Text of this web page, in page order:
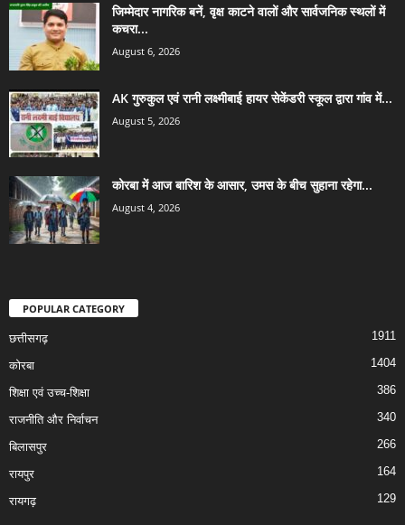
जिम्मेदार नागरिक बनें, वृक्ष काटने वालों और सार्वजनिक स्थलों में
कचरा...
August 6, 2026
AK गुरुकुल एवं रानी लक्ष्मीबाई हायर सेकेंडरी स्कूल द्वारा गांव में...
August 5, 2026
कोरबा में आज बारिश के आसार, उमस के बीच सुहाना रहेगा...
August 4, 2026
POPULAR CATEGORY
छत्तीसगढ़ 1911
कोरबा 1404
शिक्षा एवं उच्च-शिक्षा 386
राजनीति और निर्वाचन 340
बिलासपुर 266
रायपुर 164
रायगढ़ 129